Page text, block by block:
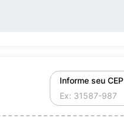
Informe seu CEP